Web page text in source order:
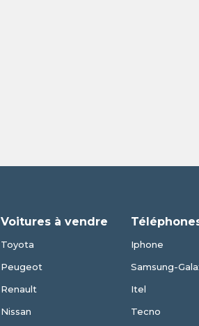
Voitures à vendre
Toyota
Peugeot
Renault
Nissan
Iphone
Samsung-
Itel
Tecno